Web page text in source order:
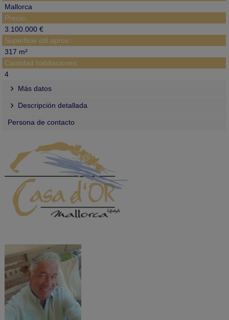
Mallorca
Precio:
3.100.000 €
Superficie útil aprox.:
317 m²
Cantidad habitaciones:
4
Más datos
Descripción detallada
Persona de contacto